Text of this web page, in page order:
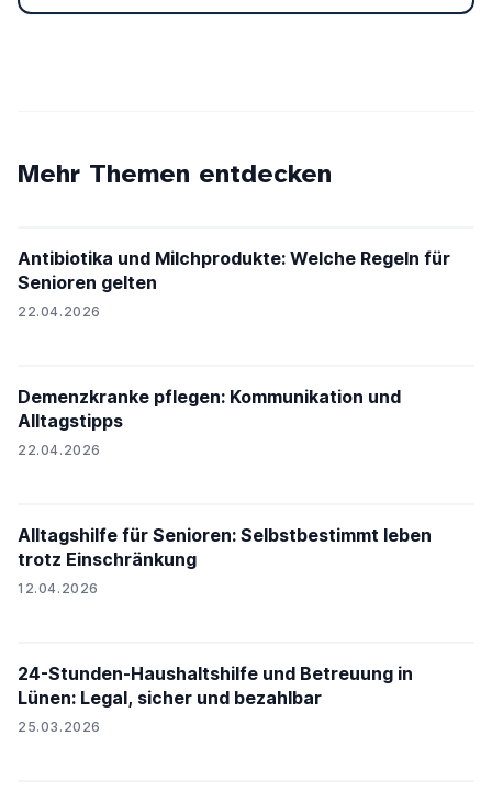
Mehr Themen entdecken
Antibiotika und Milchprodukte: Welche Regeln für
Senioren gelten
22.04.2026
Demenzkranke pflegen: Kommunikation und
Alltagstipps
22.04.2026
Alltagshilfe für Senioren: Selbstbestimmt leben
trotz Einschränkung
12.04.2026
24-Stunden-Haushaltshilfe und Betreuung in
Lünen: Legal, sicher und bezahlbar
25.03.2026